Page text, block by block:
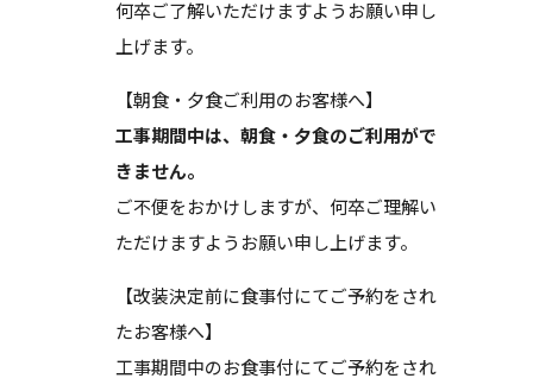
何卒ご了解いただけますようお願い申し
上げます。
【朝食・夕食ご利用のお客様へ】
工事期間中は、朝食・夕食のご利用がで
きません。
ご不便をおかけしますが、何卒ご理解い
ただけますようお願い申し上げます。
【改装決定前に食事付にてご予約をされ
たお客様へ】
工事期間中のお食事付にてご予約をされ